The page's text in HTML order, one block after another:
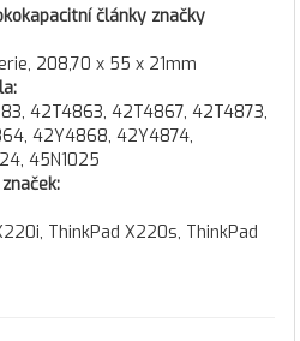
články značky
208,70 x 55 x 21mm
42T4863, 42T4867, 42T4873,
42Y4868, 42Y4874,
45N1025
ThinkPad X220s, ThinkPad